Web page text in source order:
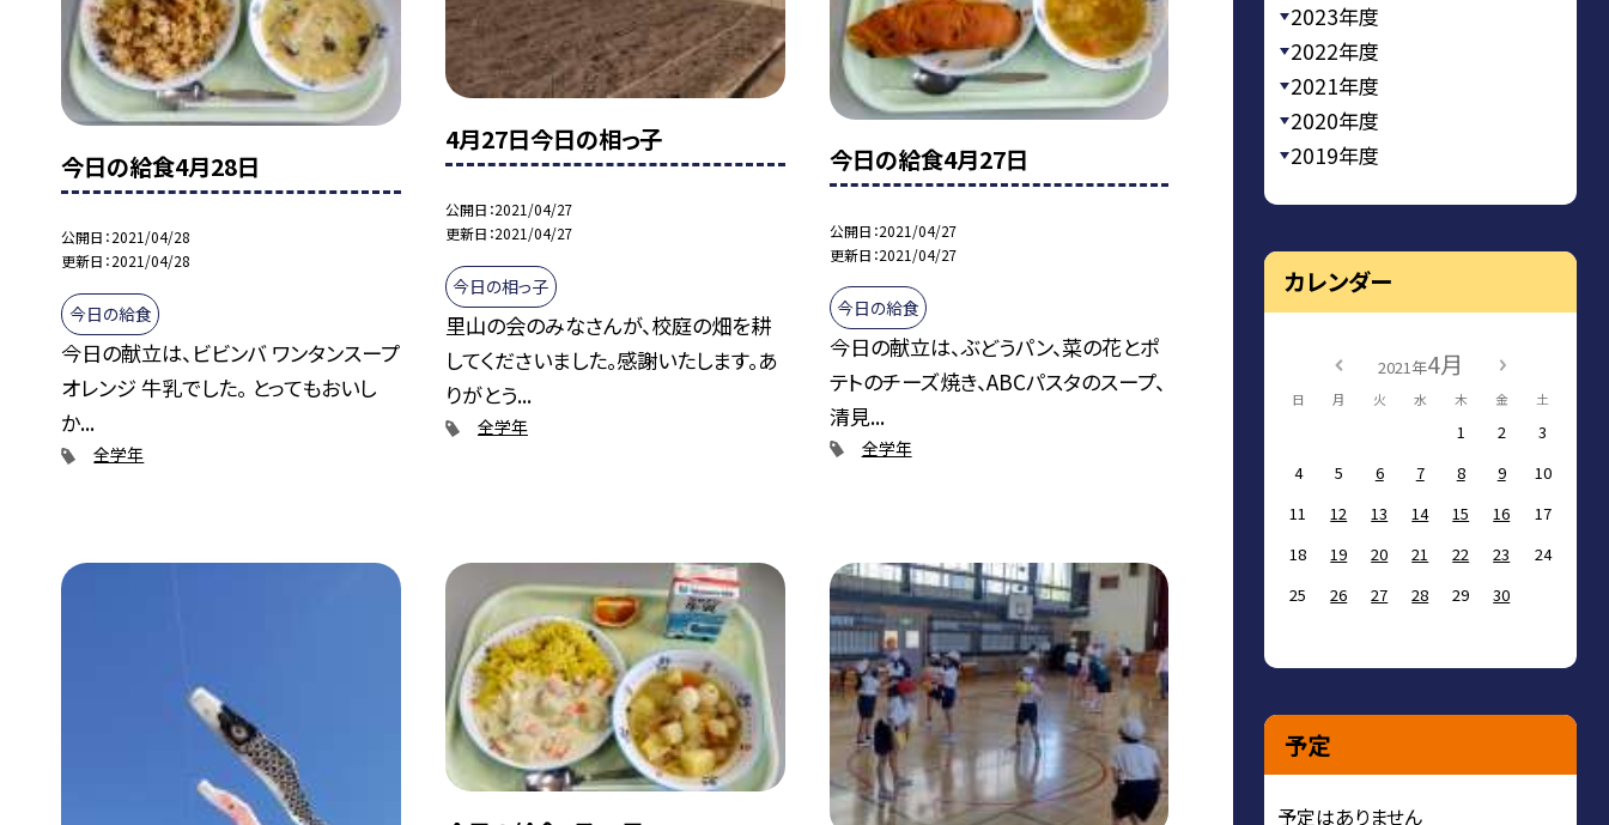
今日の給食4月28日
公開日 2021/04/28
更新日 2021/04/28
今日の給食
今日の献立は、ビビンバ ワンタンスープ
オレンジ 牛乳でした。 とってもおいし
か...
全学年
4月27日今日の相っ子
公開日 2021/04/27
更新日 2021/04/27
今日の相っ子
里山の会のみなさんが、校庭の畑を耕
してくださいました。感謝いたします。あ
りがとう...
全学年
今日の給食4月27日
公開日 2021/04/27
更新日 2021/04/27
今日の給食
今日の献立は、ぶどうパン、菜の花とポ
テトのチーズ焼き、ABCパスタのスープ、
清見...
全学年
2023年度
2022年度
2021年度
2020年度
2019年度
カレンダー
2021年4月
日 月 火 水 木 金 土
1 2
3
4
5 6 7 8 9
10
11
12 13 14 15 16
17
18
19 20 21 22 23
24
25
26 27 28 29 30
予定
予定はありません